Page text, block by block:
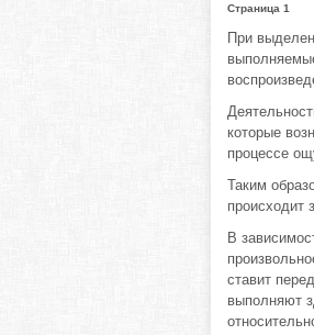
Страница 1
При
которые
процессе
Таким
происходит
В
ставит
выполняют